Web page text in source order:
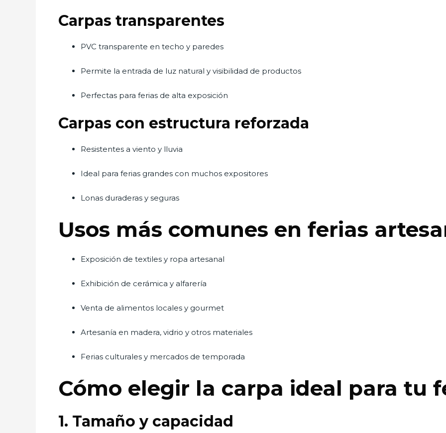
Carpas transparentes
PVC transparente en techo y paredes
Permite la entrada de luz natural y visibilidad de productos
Perfectas para ferias de alta exposición
Carpas con estructura reforzada
Resistentes a viento y lluvia
Ideal para ferias grandes con muchos expositores
Lonas duraderas y seguras
Usos más comunes en ferias
Exposición de textiles y ropa artesanal
Exhibición de cerámica y alfarería
Venta de alimentos locales y gourmet
Artesanía en madera, vidrio y otros materiales
Ferias culturales y mercados de temporada
Cómo elegir la carpa ideal para tu
1. Tamaño y capacidad